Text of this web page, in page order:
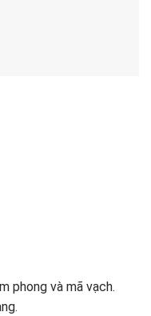
phong và mã vạch.